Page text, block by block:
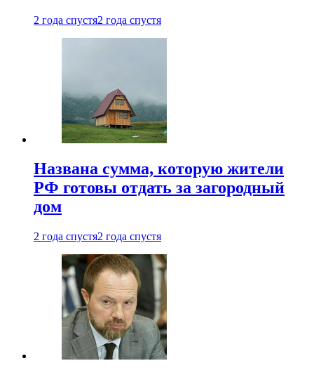
2 года спустя2 года спустя
Названа сумма, которую жители
РФ готовы отдать за загородный
дом
2 года спустя2 года спустя